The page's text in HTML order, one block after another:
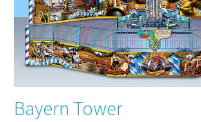
Bayern Tower